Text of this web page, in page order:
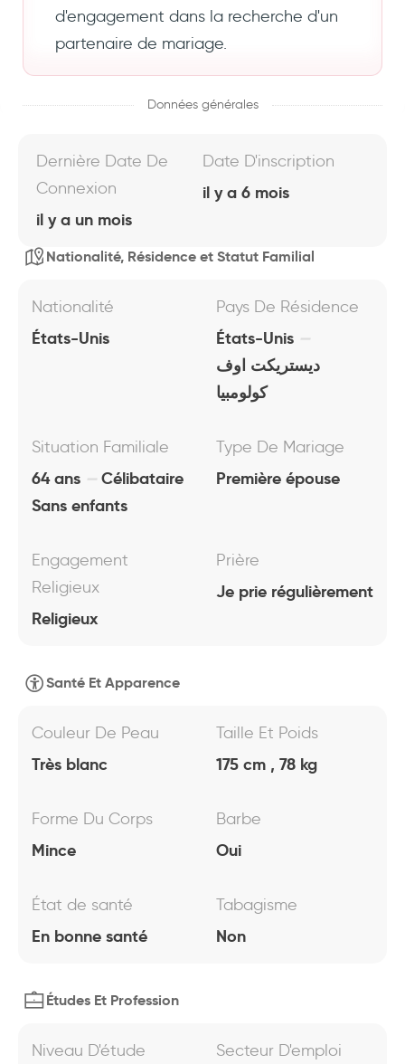
d'engagement dans la recherche d'un
partenaire de mariage.
Données générales
Dernière Date De
Connexion
il y a un mois
Date D'inscription
il y a 6 mois
Nationalité, Résidence et Statut Familial
Nationalité
États-Unis
Pays De Résidence
États-Unis
ديستريكت اوف
كولومبيا
Situation Familiale
64 ans
Célibataire
Sans enfants
Type De Mariage
Première épouse
Engagement
Religieux
Religieux
Prière
Je prie régulièrement
Santé Et Apparence
Couleur De Peau
Très blanc
Taille Et Poids
175 cm , 78 kg
Forme Du Corps
Mince
Barbe
Oui
État de santé
En bonne santé
Tabagisme
Non
Études Et Profession
Niveau D'étude Secteur D'emploi